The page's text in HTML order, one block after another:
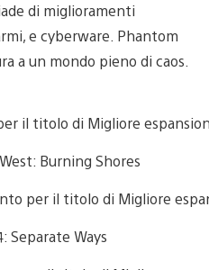
di miglioramenti
e cyberware. Phantom
a un mondo pieno di caos.
Burning Shores
Separate Ways